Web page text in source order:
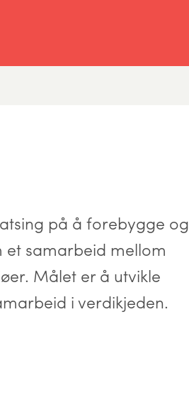
på å forebygge og
et samarbeid mellom
Målet er å utvikle
i verdikjeden.